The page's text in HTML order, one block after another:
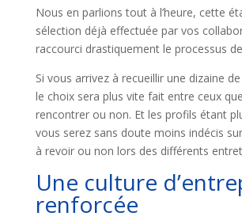
Nous en parlions tout à l’heure, cette
sélection déjà effectuée par vos
raccourci drastiquement le processus
Si vous arrivez à recueillir une dizaine
le choix sera plus vite fait entre ceux
rencontrer ou non. Et les profils étant
vous serez sans doute moins indécis
à revoir ou non lors des différents
Une culture
renforcée